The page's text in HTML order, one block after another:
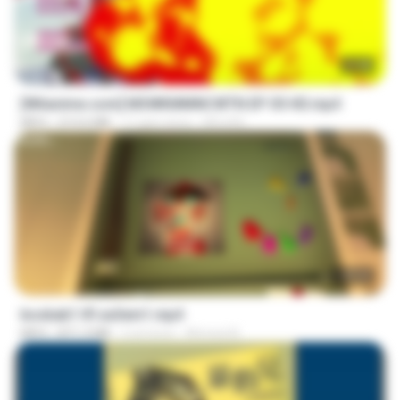
[Witanime.com] MSWKMMNCWTN EP 05 HD.mp4
MP4 213.6 MB 11 gün önce SEIJOS
bosbab1 tfl za3em1.mp4
MP4 871.3 MB Ahmed A.